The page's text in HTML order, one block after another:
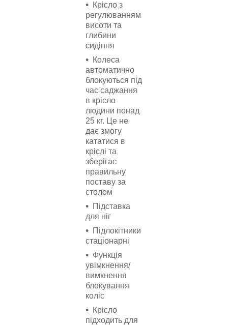
Крісло з
регулюванням
висоти та
глибини
сидіння
Колеса
автоматично
блокуються під
час саджання
в крісло
людини понад
25 кг. Це не
дає змогу
кататися в
кріслі та
зберігає
правильну
поставу за
столом
Підставка
для ніг
Підлокітники
стаціонарні
Функція
увімкнення/
вимкнення
блокування
коліс
Крісло
підходить для